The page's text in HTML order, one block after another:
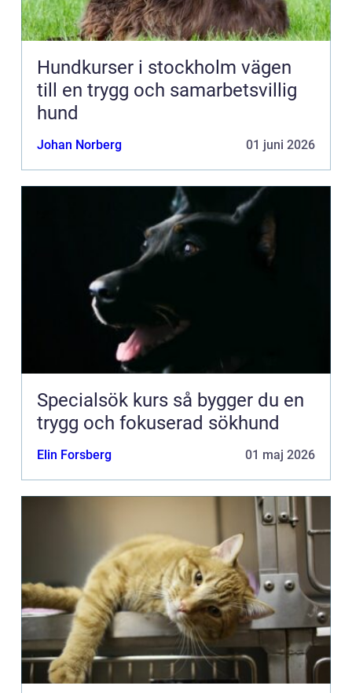
Hundkurser i stockholm vägen
till en trygg och samarbetsvillig
hund
Johan Norberg 01 juni 2026
Specialsök kurs så bygger du en
trygg och fokuserad sökhund
Elin Forsberg 01 maj 2026